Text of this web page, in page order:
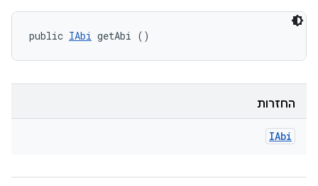
public IAbi getAbi ()
החזרות
IAbi